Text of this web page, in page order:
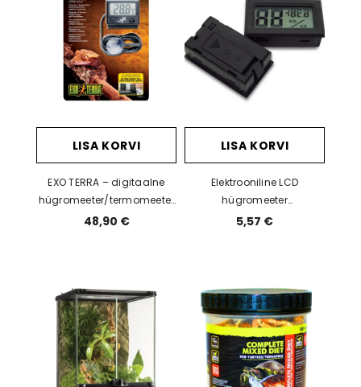
LISA KORVI
EXO TERRA – digitaalne
hügromeeter/termomeeter
ComboMeter
48,90 €
LISA KORVI
Elektrooniline LCD
hügromeeter
termomeetriga
5,57 €